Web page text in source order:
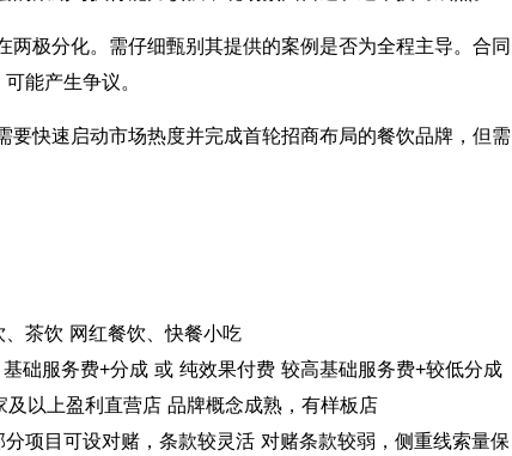
两极分化。需仔细甄别其提供的案例是否为全程主导。合同
能产生争议。
要快速启动市场热度并完成首轮招商布局的餐饮品牌，但需
茶饮 网红餐饮、快餐小吃
础服务费+分成 或 纯效果付费 较高基础服务费+较低分成
以上盈利直营店 品牌概念成熟，有样板店
项目可设对赌，条款较灵活 对赌条款较弱，侧重线索量保